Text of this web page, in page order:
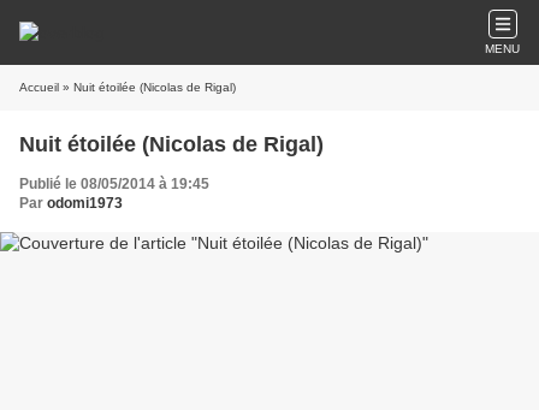
MENU
Accueil » Nuit étoilée (Nicolas de Rigal)
Nuit étoilée (Nicolas de Rigal)
Publié le 08/05/2014 à 19:45
Par odomi1973